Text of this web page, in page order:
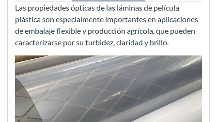
Las propiedades ópticas de las láminas de película
plástica son especialmente importantes en aplicaciones
de embalaje flexible y producción agrícola, que pueden
caracterizarse por su turbidez, claridad y brillo.